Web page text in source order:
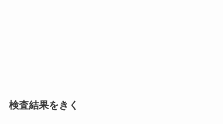
検査結果をきく